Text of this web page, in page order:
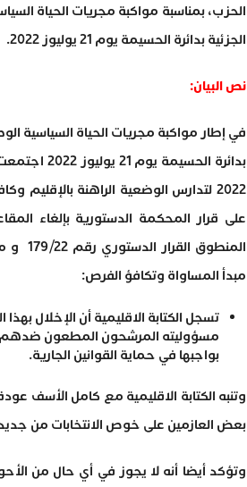
الحزب، بمناسبة مواكبة مجريات الحياة
الجزئية بدائرة الحسيمة يوم 21 يوليوز 2022.
نص البيان:
في إطار مواكبة مجريات الحياة السياسية
بدائرة
2022 لتدارس الوضعية الراهنة
على قرار المحكمة الدستورية بإلغاء
مبدأ المساواة وتكافؤ الفرص:
تسجل الكتابة الاقليمية أن الإخلال بهذا
مسؤوليته المرشحون المطعون ضدهم،
بواجبها في حماية القوانين الجارية.
وتنبه الكتابة الاقليمية مع كامل الأسف
بعض العازمين على خوص الانتخابات من
وتؤكد أيضا أنه لا يجوز في أي حال من